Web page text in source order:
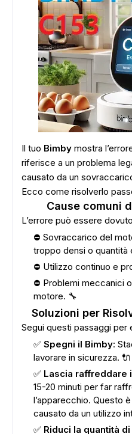
Il tuo Bimby mostra
riferisce a un problema
causato da un
Ecco come risolverlo
Cause comuni
L’errore può essere
⛔ Sovraccarico del
troppo densi o
⛔ Utilizzo continuo e
⛔ Problemi meccanici
motore. 🔧
Soluzioni per
Segui questi passaggi per
✅ Spegni il Bimby:
lavorare in sicurezza. 🔌
✅ Lascia raffreddare
15-20 minuti per far
l’apparecchio. Questo
causato da un utilizzo
✅ Riduci la quantità